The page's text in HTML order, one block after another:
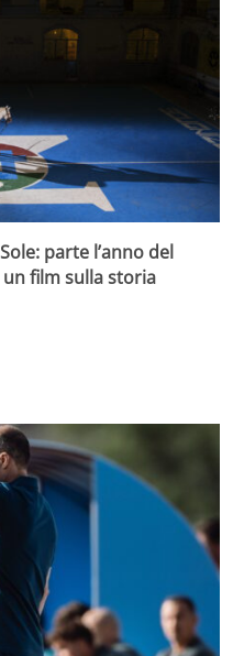
parte l’anno del
film sulla storia